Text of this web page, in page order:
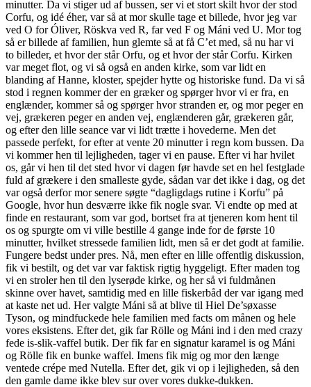
minutter. Da vi stiger ud af bussen, ser vi et stort skilt hvor der stod
Corfu, og idé éher, var så at mor skulle tage et billede, hvor jeg var
ved O for Óliver, Röskva ved R, far ved F og Máni ved U. Mor tog
så er billede af familien, hun glemte så at få C’et med, så nu har vi
to billeder, et hvor der står Orfu, og et hvor der står Corfu. Kirken
var meget flot, og vi så også en anden kirke, som var lidt en
blanding af Hanne, kloster, spejder hytte og historiske fund. Da vi så
stod i regnen kommer der en græker og spørger hvor vi er fra, en
englænder, kommer så og spørger hvor stranden er, og mor peger en
vej, grækeren peger en anden vej, englænderen går, grækeren går,
og efter den lille seance var vi lidt trætte i hovederne. Men det
passede perfekt, for efter at vente 20 minutter i regn kom bussen. Da
vi kommer hen til lejligheden, tager vi en pause. Efter vi har hvilet
os, går vi hen til det sted hvor vi dagen før havde set en hel festglade
fuld af grækere i den smalleste gyde, sådan var det ikke i dag, og det
var også derfor mor senere søgte “dagligdags rutine i Korfu” på
Google, hvor hun desværre ikke fik nogle svar. Vi endte op med at
finde en restaurant, som var god, bortset fra at tjeneren kom hent til
os og spurgte om vi ville bestille 4 gange inde for de første 10
minutter, hvilket stressede familien lidt, men så er det godt at familie.
Fungere bedst under pres. Nå, men efter en lille offentlig diskussion,
fik vi bestilt, og det var var faktisk rigtig hyggeligt. Efter maden tog
vi en stroler hen til den lyserøde kirke, og her så vi fuldmånen
skinne over havet, samtidig med en lille fiskerbåd der var igang med
at kaste net ud. Her valgte Máni så at blive til Hiel De’søxasse
Tyson, og mindfuckede hele familien med facts om månen og hele
vores eksistens. Efter det, gik far Rölle og Máni ind i den med crazy
fede is-slik-vaffel butik. Der fik far en signatur karamel is og Máni
og Rölle fik en bunke waffel. Imens fik mig og mor den længe
ventede crépe med Nutella. Efter det, gik vi op i lejligheden, så den
den gamle dame ikke blev sur over vores dukke-dukken.